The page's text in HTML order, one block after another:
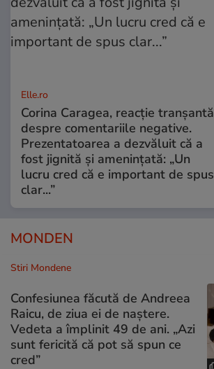
Elle.ro
Corina Caragea, reacție tranșantă
despre comentariile negative.
Prezentatoarea a dezvăluit că a
fost jignită și amenințată: „Un
lucru cred că e important de spus
clar...”
MONDEN
Stiri Mondene
Confesiunea făcută de Andreea
Raicu, de ziua ei de naștere.
Vedeta a împlinit 49 de ani. „Azi
sunt fericită că pot să spun ce
cred”